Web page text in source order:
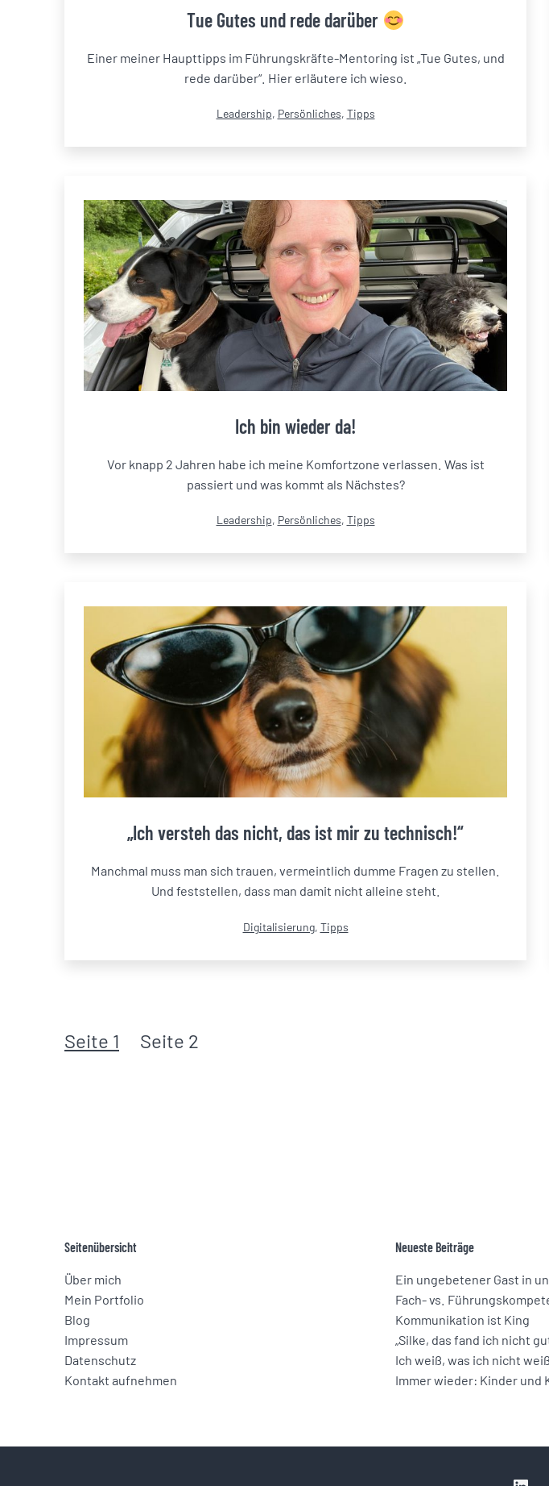
Tue Gutes und rede darüber
Einer meiner Haupttipps im Führungskräfte-Mentoring ist „Tue Gutes, und
rede darüber“. Hier erläutere ich wieso.
Kategorisiert
Leadership, Persönliches, Tipps
Ich bin wieder da!
Vor knapp 2 Jahren habe ich meine Komfortzone verlassen. Was ist
passiert und was kommt als Nächstes?
Kategorisiert
Leadership, Persönliches, Tipps
„Ich versteh das nicht, das ist mir zu technisch!“
Manchmal muss man sich trauen, vermeintlich dumme Fragen zu stellen.
Und feststellen, dass man damit nicht alleine steht.
Kategorisiert
Digitalisierung, Tipps
Seitennummerierung
Seite 1 Seite 2
Seitenübersicht
Über mich
Mein Portfolio
Blog
Impressum
Datenschutz­
Kontakt aufnehmen
Neueste Beiträge
Ein ungebetener Gast in
Fach- vs.
Kommunikation ist King
„Silke, das fand ich nicht
Ich weiß, was ich nicht
Immer wieder: Kinder und